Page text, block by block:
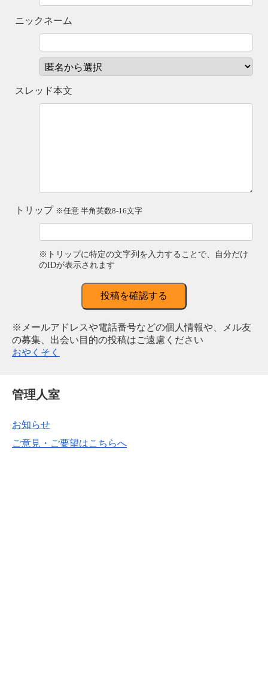
ニックネーム
スレッド本文
トリップ ※任意 半角英数8-16文字
※トリップに特定の文字列を入力することで、自分だけ
のIDが表示されます
投稿を確認する
※メールアドレスや電話番号などの個人情報や、メル友
の募集、出会い目的の投稿はご遠慮ください
おやくそく
管理人室
お知らせ
ご意見・ご要望はこちらへ